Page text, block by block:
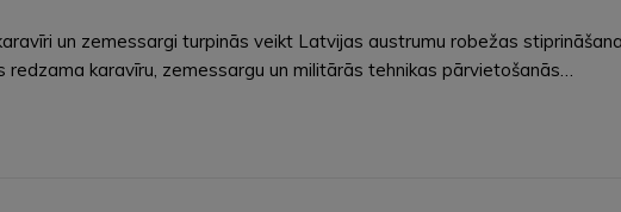
un zemessargi turpinās veikt Latvijas austrumu robežas
karavīru, zemessargu un militārās tehnikas pārvietošanās…